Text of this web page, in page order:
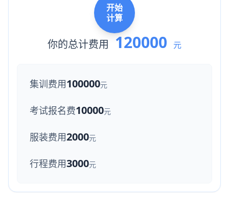
开始
计算
你的总计费用 120000 元
集训费用100000元
考试报名费10000元
服装费用2000元
行程费用3000元